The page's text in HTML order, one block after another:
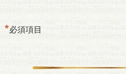
*必須項目